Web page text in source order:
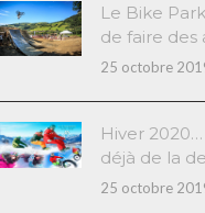
Le Bike
de faire des
25 octobre
Hiver
déjà de la
25 octobre